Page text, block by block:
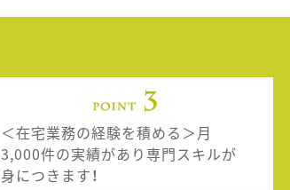
＜在宅業務の経験を積める＞月
3,000件の実績があり専門スキルが
身につきます！